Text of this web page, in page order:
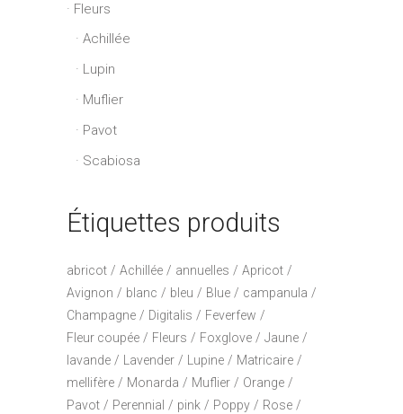
Fleurs
Achillée
Lupin
Muflier
Pavot
Scabiosa
Étiquettes produits
abricot Achillée annuelles
Apricot
Avignon
blanc bleu Blue
campanula
Champagne
Digitalis
Feverfew
Fleur coupée
Fleurs Foxglove
Jaune
lavande
Lavender Lupine
Matricaire
mellifère
Monarda Muflier
Orange
Pavot
Perennial pink Poppy
Rose